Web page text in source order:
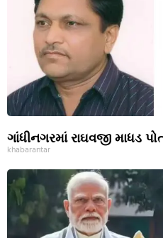
ગાંધીનગરમાં રાઘવજી માધડ
khabarantar